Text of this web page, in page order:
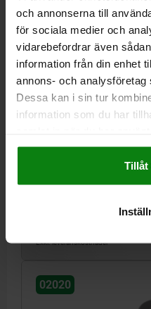
och annonserna till
för sociala medier och
vidarebefordrar även
information från din enhet
annons- och
Dessa kan i sin tur
information som du har
Impressum|Dataskydd|
Tillåt
STYRBULT KORT
CYLINDRISK, D1=10,
UTFÖRANDE 1=KORT
Beställningsnummer:02020-
Exkl. leveranskostnader
02020